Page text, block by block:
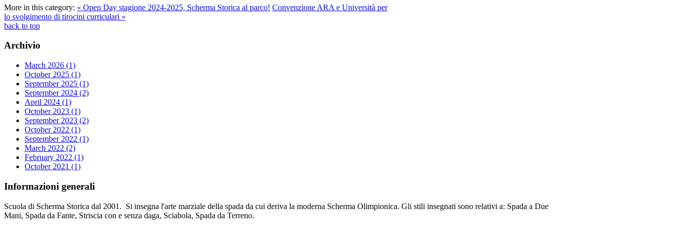
More in this category: « Open Day stagione 2024-2025, Scherma Storica al parco! Convenzione ARA e Università per
lo svolgimento di tirocini curriculari »
back to top
Archivio
March 2026 (1)
October 2025 (1)
September 2025 (1)
September 2024 (2)
April 2024 (1)
October 2023 (1)
September 2023 (2)
October 2022 (1)
September 2022 (1)
March 2022 (2)
February 2022 (1)
October 2021 (1)
Informazioni generali
Scuola di Scherma Storica dal 2001. Si insegna l'arte marziale della spada da cui deriva la moderna Scherma Olimpionica. Gli stili insegnati sono relativi a: Spada a Due
Mani, Spada da Fante, Striscia con e senza daga, Sciabola, Spada da Terreno.